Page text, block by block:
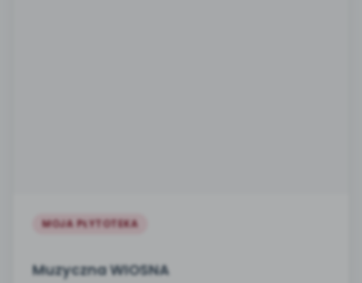
MOJA PŁYTOTEKA
Muzyczna WIOSNA